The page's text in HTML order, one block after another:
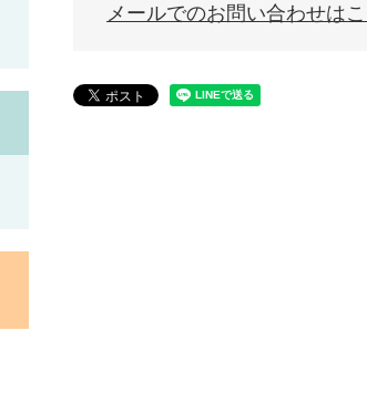
メールでのお問い合わせは